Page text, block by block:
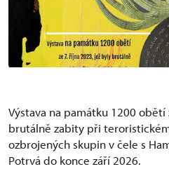
Výstava na památku 1200
brutálně zabity při
ozbrojených skupin v čele s
Potrvá do konce září 2026.